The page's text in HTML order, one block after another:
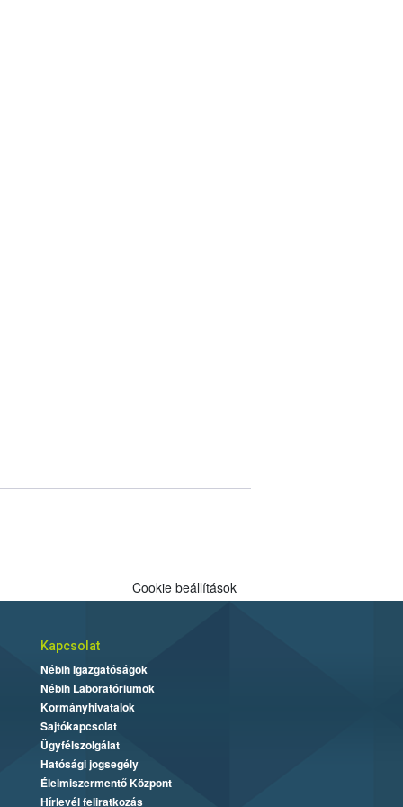
Cookie beállítások
Kapcsolat
Nébih Igazgatóságok
Nébih Laboratóriumok
Kormányhivatalok
Sajtókapcsolat
Ügyfélszolgálat
Hatósági jogsegély
Élelmiszermentő Központ
Hírlevél feliratkozás